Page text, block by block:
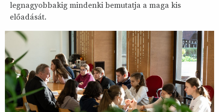
legnagyobbakig mindenki bemutatja a maga kis
előadását.